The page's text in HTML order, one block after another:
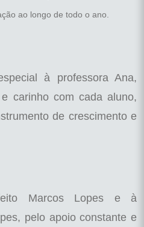
ao longo de todo o ano.
à professora Ana,
carinho com cada aluno,
de crescimento e
Marcos Lopes e à
pelo apoio constante e